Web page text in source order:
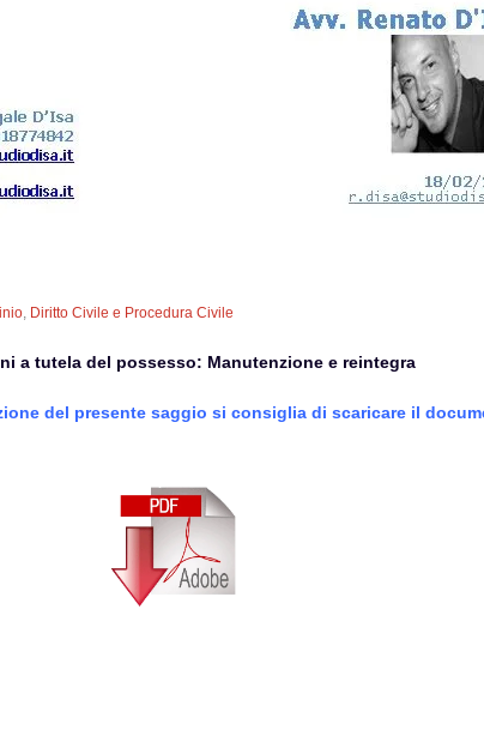
, Diritto Civile e Procedura Civile
a tutela del possesso: Manutenzione e reintegra
del presente saggio si consiglia di scaricare il